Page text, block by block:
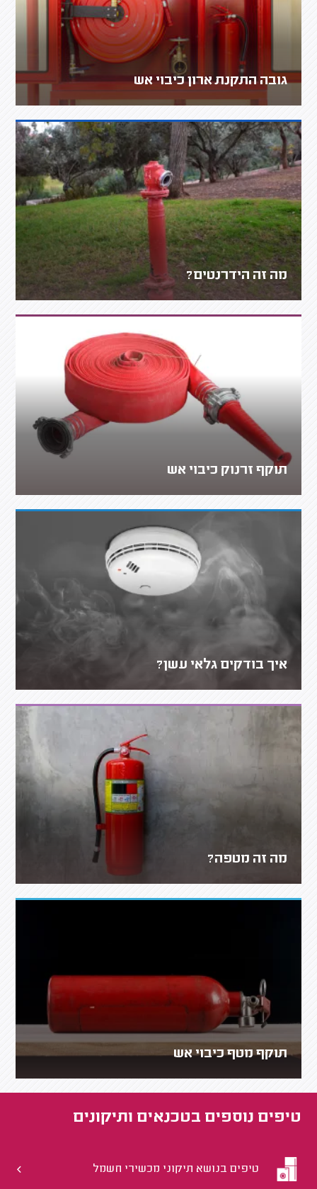
גובה התקנת ארון כיבוי אש
מה זה הידרנטים?
תוקף זרנוק כיבוי אש
איך בודקים גלאי עשן?
מה זה מטפה?
תוקף מטף כיבוי אש
טיפים נוספים בטכנאים ותיקונים
טיפים בנושא תיקוני מכשירי חשמל